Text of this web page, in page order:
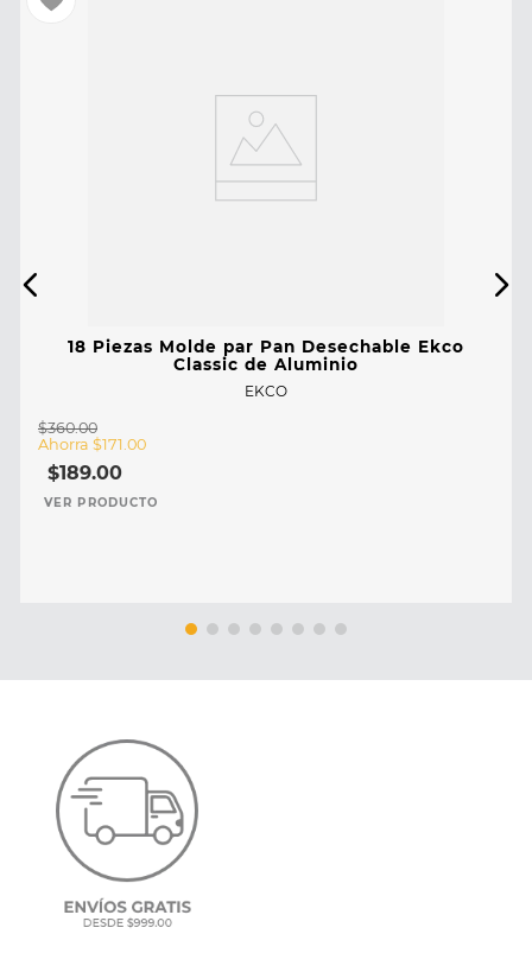
18 Piezas Molde par Pan Desechable Ekco
Classic de Aluminio
EKCO
$360.00
Ahorra $171 00
$189.00
VER PRODUCTO